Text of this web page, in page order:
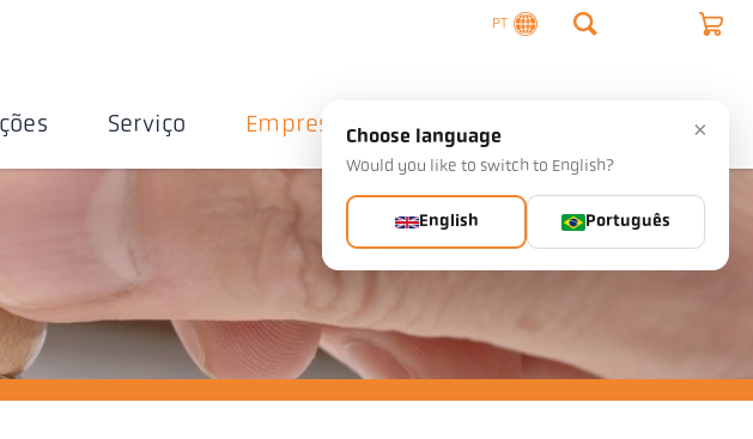
PT
Serviço Empresa Contacto ×
Choose language
Would you like to switch to English?
English Português